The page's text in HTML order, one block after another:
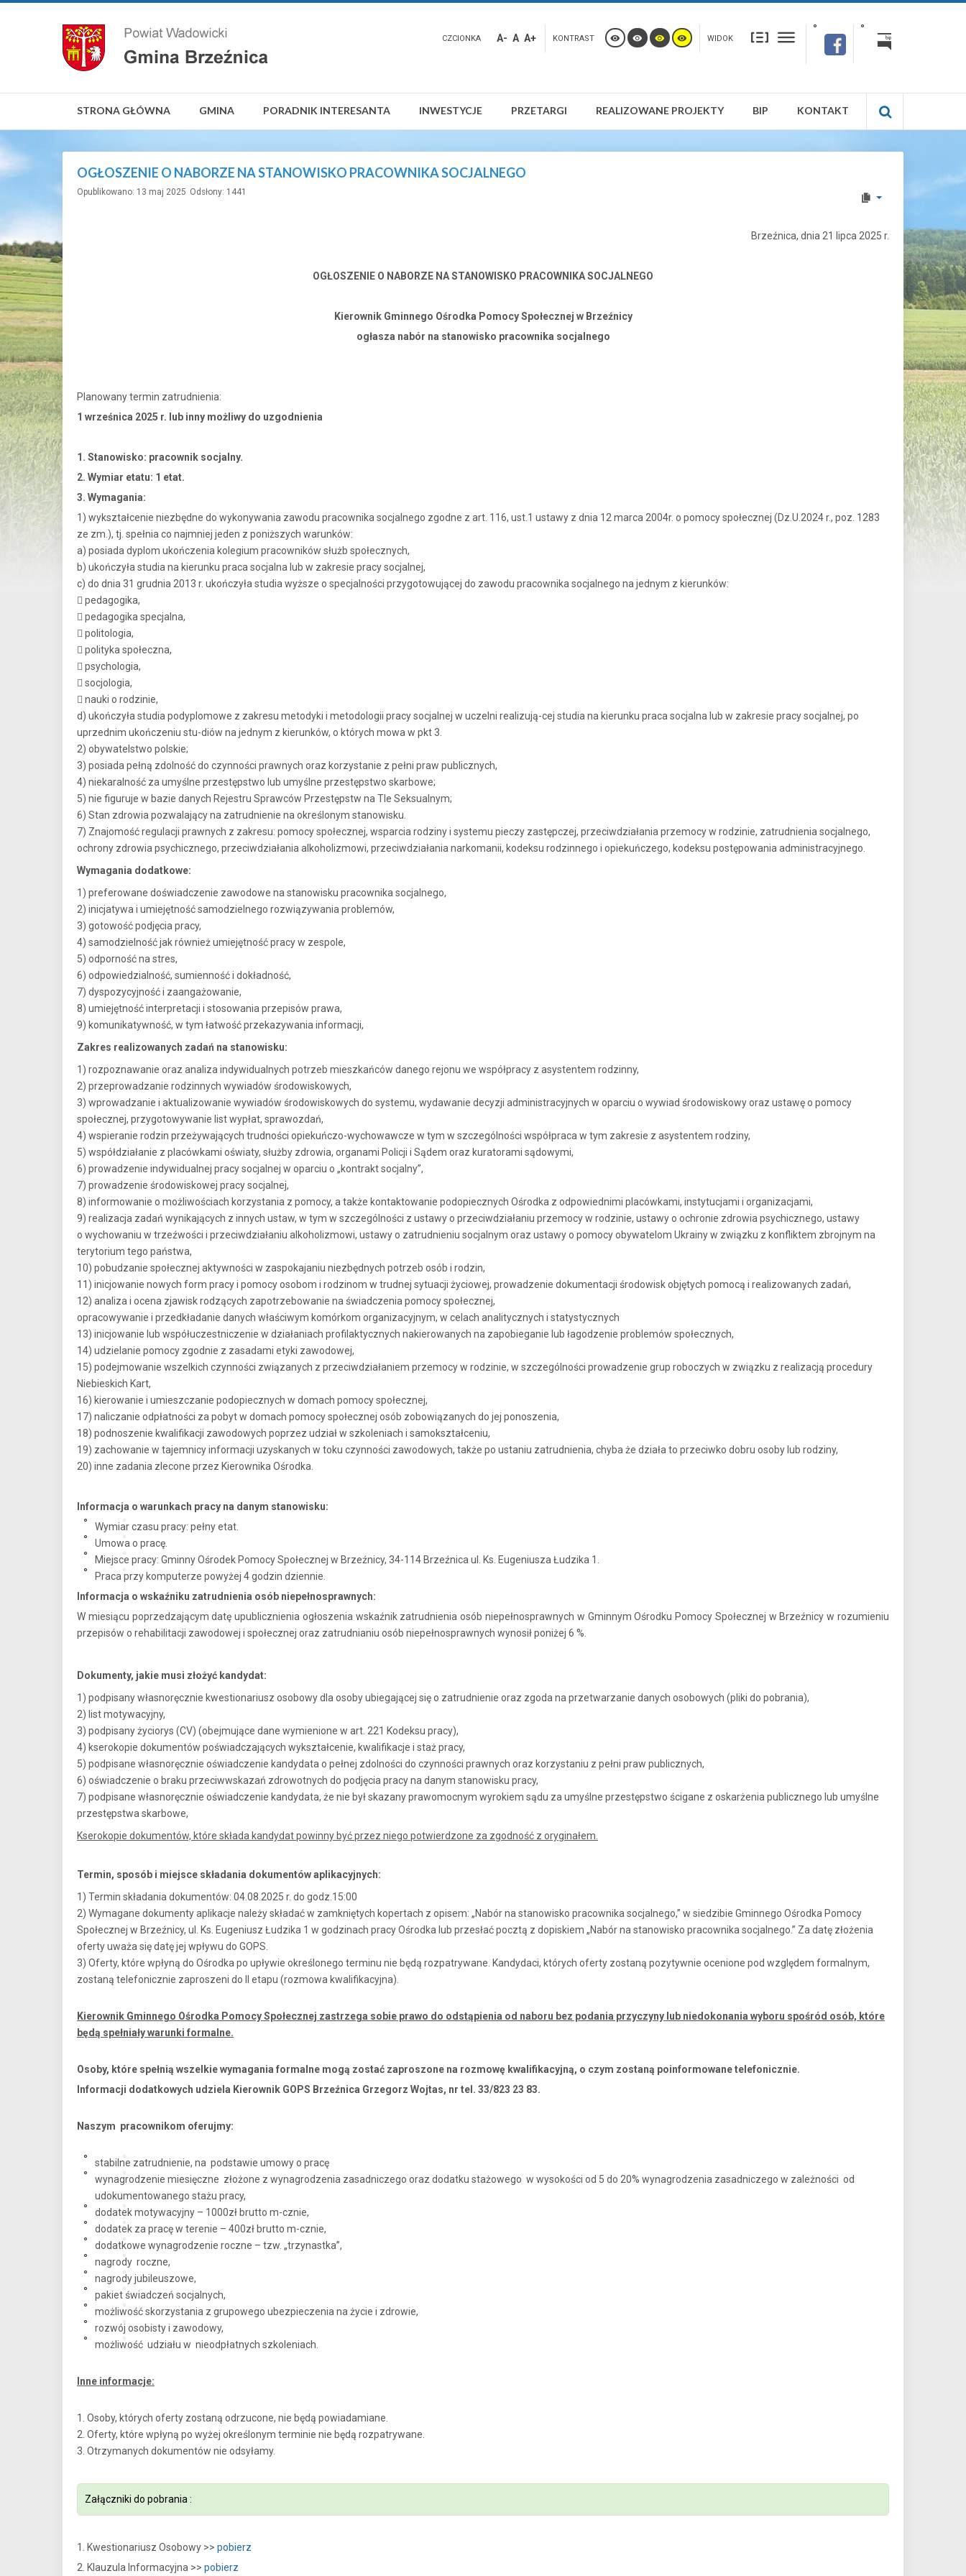
CZCIONKA A- A A+ KONTRAST WIDOK
STRONA GŁÓWNA GMINA PORADNIK INTERESANTA INWESTYCJE PRZETARGI REALIZOWANE PROJEKTY BIP KONTAKT
OGŁOSZENIE O NABORZE NA STANOWISKO PRACOWNIKA SOCJALNEGO
Opublikowano: 13 maj 2025 Odsłony: 1441
Brzeźnica, dnia 21 lipca 2025 r.
OGŁOSZENIE O NABORZE NA STANOWISKO PRACOWNIKA SOCJALNEGO
Kierownik Gminnego Ośrodka Pomocy Społecznej w Brzeźnicy
ogłasza nabór na stanowisko pracownika socjalnego
Planowany termin zatrudnienia:
1 wrześnica 2025 r. lub inny możliwy do uzgodnienia
1. Stanowisko: pracownik socjalny.
2. Wymiar etatu: 1 etat.
3. Wymagania:
1) wykształcenie niezbędne do wykonywania zawodu pracownika socjalnego zgodne z art. 116, ust.1 ustawy z dnia 12 marca 2004r. o pomocy społecznej (Dz.U.2024 r., poz. 1283
ze zm.), tj. spełnia co najmniej jeden z poniższych warunków:
a) posiada dyplom ukończenia kolegium pracowników służb społecznych,
b) ukończyła studia na kierunku praca socjalna lub w zakresie pracy socjalnej,
c) do dnia 31 grudnia 2013 r. ukończyła studia wyższe o specjalności przygotowującej do zawodu pracownika socjalnego na jednym z kierunków:
 pedagogika,
 pedagogika specjalna,
 politologia,
 polityka społeczna,
 psychologia,
 socjologia,
 nauki o rodzinie,
d) ukończyła studia podyplomowe z zakresu metodyki i metodologii pracy socjalnej w uczelni realizują-cej studia na kierunku praca socjalna lub w zakresie pracy socjalnej, po
uprzednim ukończeniu stu-diów na jednym z kierunków, o których mowa w pkt 3.
2) obywatelstwo polskie;
3) posiada pełną zdolność do czynności prawnych oraz korzystanie z pełni praw publicznych,
4) niekaralność za umyślne przestępstwo lub umyślne przestępstwo skarbowe;
5) nie figuruje w bazie danych Rejestru Sprawców Przestępstw na Tle Seksualnym;
6) Stan zdrowia pozwalający na zatrudnienie na określonym stanowisku.
7) Znajomość regulacji prawnych z zakresu: pomocy społecznej, wsparcia rodziny i systemu pieczy zastępczej, przeciwdziałania przemocy w rodzinie, zatrudnienia socjalnego,
ochrony zdrowia psychicznego, przeciwdziałania alkoholizmowi, przeciwdziałania narkomanii, kodeksu rodzinnego i opiekuńczego, kodeksu postępowania administracyjnego.
Wymagania dodatkowe:
1) preferowane doświadczenie zawodowe na stanowisku pracownika socjalnego,
2) inicjatywa i umiejętność samodzielnego rozwiązywania problemów,
3) gotowość podjęcia pracy,
4) samodzielność jak również umiejętność pracy w zespole,
5) odporność na stres,
6) odpowiedzialność, sumienność i dokładność,
7) dyspozycyjność i zaangażowanie,
8) umiejętność interpretacji i stosowania przepisów prawa,
9) komunikatywność, w tym łatwość przekazywania informacji,
Zakres realizowanych zadań na stanowisku:
1) rozpoznawanie oraz analiza indywidualnych potrzeb mieszkańców danego rejonu we współpracy z asystentem rodzinny,
2) przeprowadzanie rodzinnych wywiadów środowiskowych,
3) wprowadzanie i aktualizowanie wywiadów środowiskowych do systemu, wydawanie decyzji administracyjnych w oparciu o wywiad środowiskowy oraz ustawę o pomocy
społecznej, przygotowywanie list wypłat, sprawozdań,
4) wspieranie rodzin przeżywających trudności opiekuńczo-wychowawcze w tym w szczególności współpraca w tym zakresie z asystentem rodziny,
5) współdziałanie z placówkami oświaty, służby zdrowia, organami Policji i Sądem oraz kuratorami sądowymi,
6) prowadzenie indywidualnej pracy socjalnej w oparciu o „kontrakt socjalny”,
7) prowadzenie środowiskowej pracy socjalnej,
8) informowanie o możliwościach korzystania z pomocy, a także kontaktowanie podopiecznych Ośrodka z odpowiednimi placówkami, instytucjami i organizacjami,
9) realizacja zadań wynikających z innych ustaw, w tym w szczególności z ustawy o przeciwdziałaniu przemocy w rodzinie, ustawy o ochronie zdrowia psychicznego, ustawy
o wychowaniu w trzeźwości i przeciwdziałaniu alkoholizmowi, ustawy o zatrudnieniu socjalnym oraz ustawy o pomocy obywatelom Ukrainy w związku z konfliktem zbrojnym na
terytorium tego państwa,
10) pobudzanie społecznej aktywności w zaspokajaniu niezbędnych potrzeb osób i rodzin,
11) inicjowanie nowych form pracy i pomocy osobom i rodzinom w trudnej sytuacji życiowej, prowadzenie dokumentacji środowisk objętych pomocą i realizowanych zadań,
12) analiza i ocena zjawisk rodzących zapotrzebowanie na świadczenia pomocy społecznej,
opracowywanie i przedkładanie danych właściwym komórkom organizacyjnym, w celach analitycznych i statystycznych
13) inicjowanie lub współuczestniczenie w działaniach profilaktycznych nakierowanych na zapobieganie lub łagodzenie problemów społecznych,
14) udzielanie pomocy zgodnie z zasadami etyki zawodowej,
15) podejmowanie wszelkich czynności związanych z przeciwdziałaniem przemocy w rodzinie, w szczególności prowadzenie grup roboczych w związku z realizacją procedury
Niebieskich Kart,
16) kierowanie i umieszczanie podopiecznych w domach pomocy społecznej,
17) naliczanie odpłatności za pobyt w domach pomocy społecznej osób zobowiązanych do jej ponoszenia,
18) podnoszenie kwalifikacji zawodowych poprzez udział w szkoleniach i samokształceniu,
19) zachowanie w tajemnicy informacji uzyskanych w toku czynności zawodowych, także po ustaniu zatrudnienia, chyba że działa to przeciwko dobru osoby lub rodziny,
20) inne zadania zlecone przez Kierownika Ośrodka.
Informacja o warunkach pracy na danym stanowisku:
Wymiar czasu pracy: pełny etat.
Umowa o pracę.
Miejsce pracy: Gminny Ośrodek Pomocy Społecznej w Brzeźnicy, 34-114 Brzeźnica ul. Ks. Eugeniusza Łudzika 1.
Praca przy komputerze powyżej 4 godzin dziennie.
Informacja o wskaźniku zatrudnienia osób niepełnosprawnych:
W miesiącu poprzedzającym datę upublicznienia ogłoszenia wskaźnik zatrudnienia osób niepełnosprawnych w Gminnym Ośrodku Pomocy Społecznej w Brzeźnicy w rozumieniu
przepisów o rehabilitacji zawodowej i społecznej oraz zatrudnianiu osób niepełnosprawnych wynosił poniżej 6 %.
Dokumenty, jakie musi złożyć kandydat:
1) podpisany własnoręcznie kwestionariusz osobowy dla osoby ubiegającej się o zatrudnienie oraz zgoda na przetwarzanie danych osobowych (pliki do pobrania),
2) list motywacyjny,
3) podpisany życiorys (CV) (obejmujące dane wymienione w art. 221 Kodeksu pracy),
4) kserokopie dokumentów poświadczających wykształcenie, kwalifikacje i staż pracy,
5) podpisane własnoręcznie oświadczenie kandydata o pełnej zdolności do czynności prawnych oraz korzystaniu z pełni praw publicznych,
6) oświadczenie o braku przeciwwskazań zdrowotnych do podjęcia pracy na danym stanowisku pracy,
7) podpisane własnoręcznie oświadczenie kandydata, że nie był skazany prawomocnym wyrokiem sądu za umyślne przestępstwo ścigane z oskarżenia publicznego lub umyślne
przestępstwa skarbowe,
Kserokopie dokumentów, które składa kandydat powinny być przez niego potwierdzone za zgodność z oryginałem.
Termin, sposób i miejsce składania dokumentów aplikacyjnych:
1) Termin składania dokumentów: 04.08.2025 r. do godz.15:00
2) Wymagane dokumenty aplikacje należy składać w zamkniętych kopertach z opisem: „Nabór na stanowisko pracownika socjalnego,” w siedzibie Gminnego Ośrodka Pomocy
Społecznej w Brzeźnicy, ul. Ks. Eugeniusz Łudzika 1 w godzinach pracy Ośrodka lub przesłać pocztą z dopiskiem „Nabór na stanowisko pracownika socjalnego.” Za datę złożenia
oferty uważa się datę jej wpływu do GOPS.
3) Oferty, które wpłyną do Ośrodka po upływie określonego terminu nie będą rozpatrywane. Kandydaci, których oferty zostaną pozytywnie ocenione pod względem formalnym,
zostaną telefonicznie zaproszeni do II etapu (rozmowa kwalifikacyjna).
Kierownik Gminnego Ośrodka Pomocy Społecznej zastrzega sobie prawo do odstąpienia od naboru bez podania przyczyny lub niedokonania wyboru spośród osób, które
będą spełniały warunki formalne.
Osoby, które spełnią wszelkie wymagania formalne mogą zostać zaproszone na rozmowę kwalifikacyjną, o czym zostaną poinformowane telefonicznie.
Informacji dodatkowych udziela Kierownik GOPS Brzeźnica Grzegorz Wojtas, nr tel. 33/823 23 83.
Naszym pracownikom oferujmy:
stabilne zatrudnienie, na podstawie umowy o pracę
wynagrodzenie miesięczne złożone z wynagrodzenia zasadniczego oraz dodatku stażowego w wysokości od 5 do 20% wynagrodzenia zasadniczego w zależności od
udokumentowanego stażu pracy,
dodatek motywacyjny – 1000zł brutto m-cznie,
dodatek za pracę w terenie – 400zł brutto m-cznie,
dodatkowe wynagrodzenie roczne – tzw. „trzynastka”,
nagrody roczne,
nagrody jubileuszowe,
pakiet świadczeń socjalnych,
możliwość skorzystania z grupowego ubezpieczenia na życie i zdrowie,
rozwój osobisty i zawodowy,
możliwość udziału w nieodpłatnych szkoleniach.
Inne informacje:
1. Osoby, których oferty zostaną odrzucone, nie będą powiadamiane.
2. Oferty, które wpłyną po wyżej określonym terminie nie będą rozpatrywane.
3. Otrzymanych dokumentów nie odsyłamy.
Załączniki do pobrania :
1. Kwestionariusz Osobowy >> pobierz
2. Klauzula Informacyjna >> pobierz